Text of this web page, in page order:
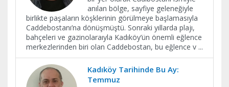
anılan bölge, sayfiye geleneğiyle
birlikte paşaların köşklerinin görülmeye başlamasıyla
Caddebostanı’na dönüşmüştü. Sonraki yıllarda plajı,
bahçeleri ve gazinolaraıyla Kadıköy’ün önemli eğlence
merkezlerinden biri olan Caddebostan, bu eğlence v ...
Kadıköy Tarihinde Bu Ay:
Temmuz